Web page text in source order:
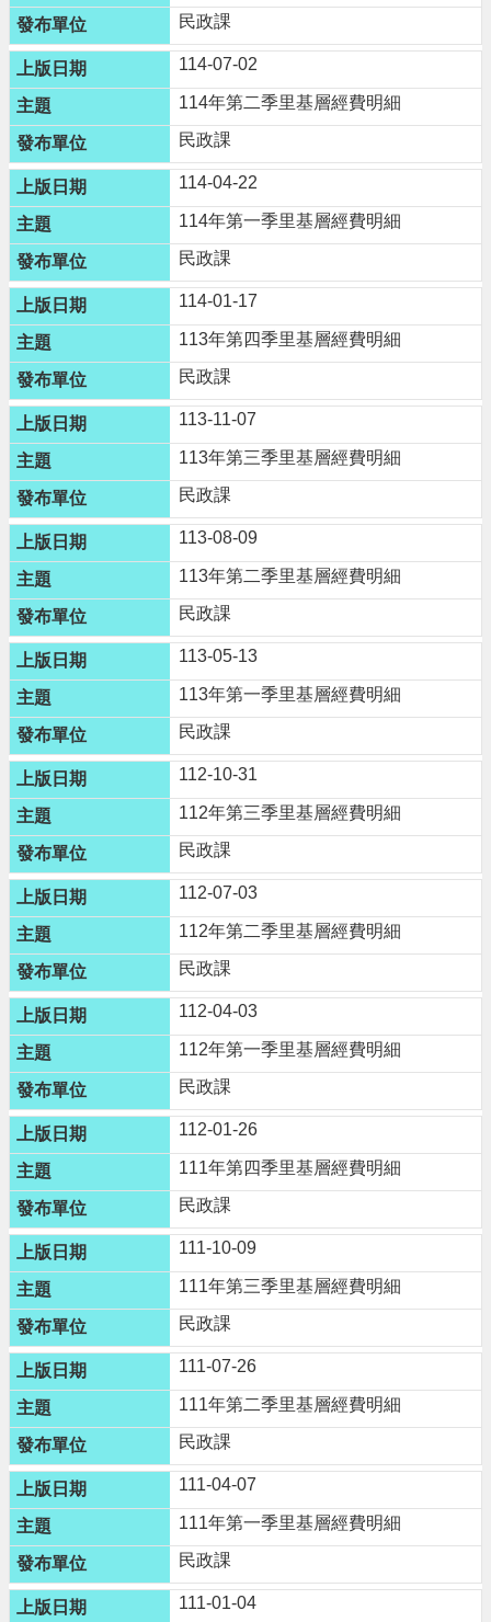
大
園
區
介
紹
訊
息
公
告
生
活
便
民
資
訊
機
關
通
訊
錄
相
關
資
料
回
首
頁
網
站
導
覽
市
政
信
箱
常
見
問
題
桃
園
市
政
府
E
n
g
l
i
s
h
隱
私
權
政
策
民政課
114-07-02
114年第二季里基層經費明細
民政課
114-04-22
114年第一季里基層經費明細
民政課
114-01-17
113年第四季里基層經費明細
民政課
113-11-07
113年第三季里基層經費明細
民政課
113-08-09
113年第二季里基層經費明細
民政課
113-05-13
113年第一季里基層經費明細
民政課
112-10-31
112年第三季里基層經費明細
民政課
112-07-03
112年第二季里基層經費明細
民政課
112-04-03
112年第一季里基層經費明細
民政課
112-01-26
111年第四季里基層經費明細
民政課
111-10-09
111年第三季里基層經費明細
民政課
111-07-26
111年第二季里基層經費明細
民政課
111-04-07
111年第一季里基層經費明細
民政課
111-01-04